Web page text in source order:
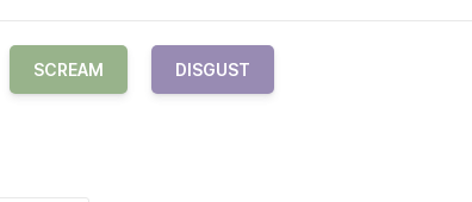
SCREAM DISGUST